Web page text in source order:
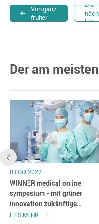
Von ganz
früher.
Die
bitte.
Der am
03 Oct 2022
WINNER medical online
symposium - mit grüner
innovation zukünftige
operationale einrichten
LIES MEHR.